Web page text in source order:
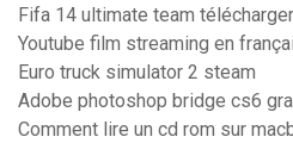
Fifa 14 ultimate team télécharger
Youtube film streaming en
Euro truck simulator 2 steam
Adobe photoshop bridge cs6
Comment lire un cd rom sur